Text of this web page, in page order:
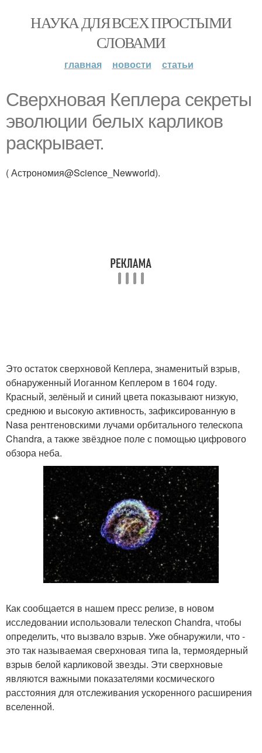
НАУКА ДЛЯ ВСЕХ ПРОСТЫМИ
СЛОВАМИ
главная новости статьи
Сверхновая Кеплера секреты
эволюции белых карликов
раскрывает.
( Астрономия@Science_Newworld).
Это остаток сверхновой Кеплера, знаменитый взрыв,
обнаруженный Иоганном Кеплером в 1604 году.
Красный, зелёный и синий цвета показывают низкую,
среднюю и высокую активность, зафиксированную в
Nasa рентгеновскими лучами орбитального телескопа
Chandra, а также звёздное поле с помощью цифрового
обзора неба.
Как сообщается в нашем пресс релизе, в новом
исследовании использовали телескоп Chandra, чтобы
определить, что вызвало взрыв. Уже обнаружили, что -
это так называемая сверхновая типа Ia, термоядерный
взрыв белой карликовой звезды. Эти сверхновые
являются важными показателями космического
расстояния для отслеживания ускоренного расширения
вселенной.